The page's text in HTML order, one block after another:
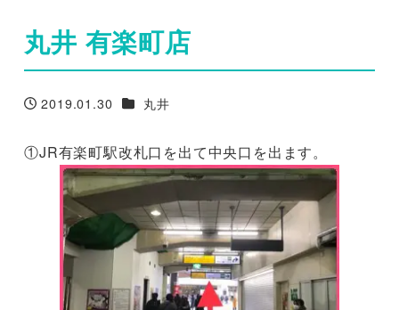
丸井 有楽町店
投稿日
2019.01.30 商業施設
丸井
①JR有楽町駅改札口を出て中央口を出ます。